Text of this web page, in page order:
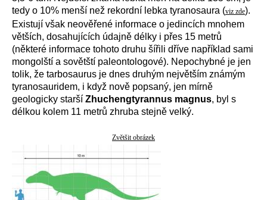
tedy o 10% menší než rekordní lebka tyranosaura (viz zde).
Existují však neověřené informace o jedincích mnohem
větších, dosahujících údajně délky i přes 15 metrů
(některé informace tohoto druhu šířili dříve například sami
mongolští a sovětští paleontologové). Nepochybné je jen
tolik, že tarbosaurus je dnes druhým největším známým
tyranosauridem, i když nově popsaný, jen mírně
geologicky starší Zhuchengtyrannus magnus, byl s
délkou kolem 11 metrů zhruba stejně velký.
Zvětšit obrázek